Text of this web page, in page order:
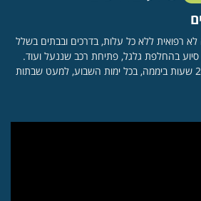
רפואית ללא כל עלות, בדרכים ובבתים בשלל
בהחלפת גלגל, פתיחת רכב שננעל ועוד.
הארגון מספק עזרה לזולת 24 שעות ביממה, בכל ימות השבוע, למעט שבתות